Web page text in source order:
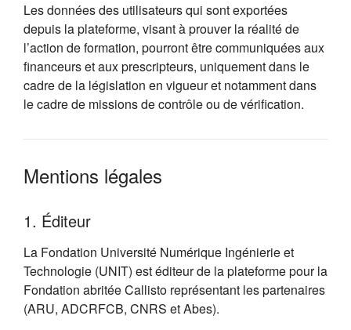
Les données des utilisateurs qui sont exportées
depuis la plateforme, visant à prouver la réalité de
l’action de formation, pourront être communiquées aux
financeurs et aux prescripteurs, uniquement dans le
cadre de la législation en vigueur et notamment dans
le cadre de missions de contrôle ou de vérification.
Mentions légales
1. Éditeur
La Fondation Université Numérique Ingénierie et
Technologie (UNIT) est éditeur de la plateforme pour la
Fondation abritée Callisto représentant les partenaires
(ARU, ADCRFCB, CNRS et Abes).